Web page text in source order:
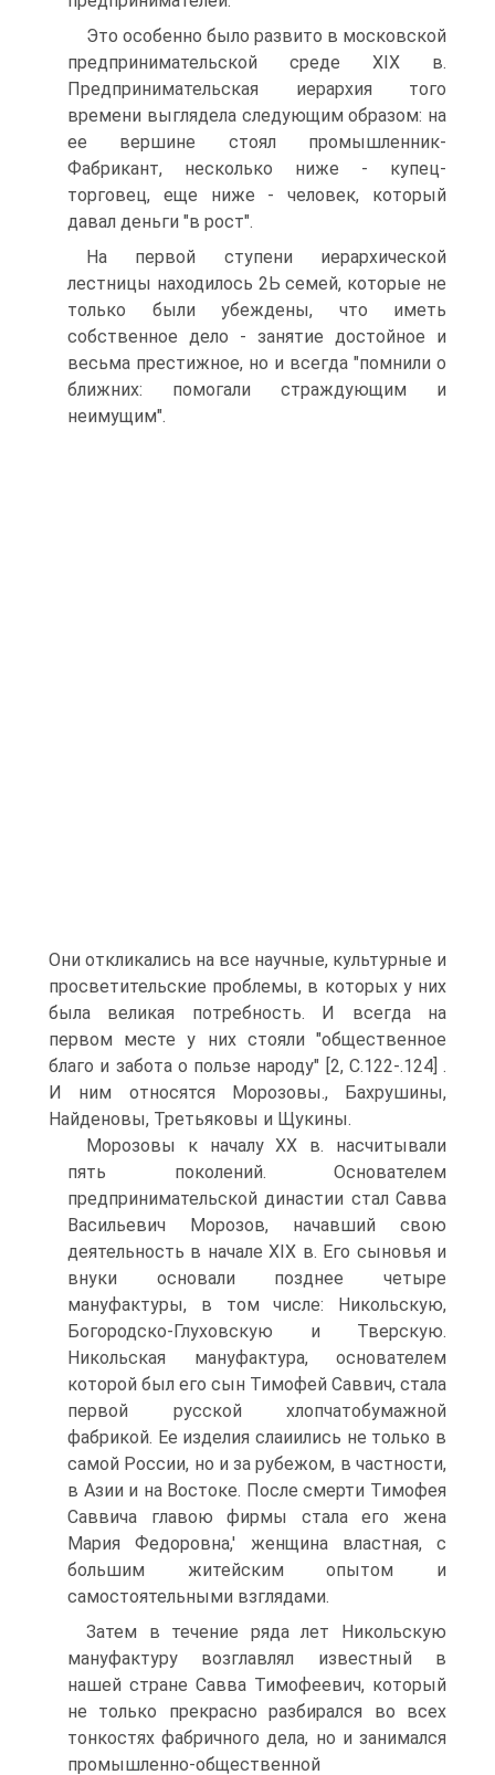
Это особенно было развито в московской
предпринимательской среде XIX в.
Предпринимательская иерархия того
времени выглядела следующим образом: на
ее вершине стоял промышленник-
Фабрикант, несколько ниже - купец-
торговец, еще ниже - человек, который
давал деньги "в рост".
На первой ступени иерархической
лестницы находилось 2Ь семей, которые не
только были убеждены, что иметь
собственное дело - занятие достойное и
весьма престижное, но и всегда "помнили о
ближних: помогали страждующим и
неимущим".
Они откликались на все научные, культурные и
просветительские проблемы, в которых у них
была великая потребность. И всегда на
первом месте у них стояли "общественное
благо и забота о пользе народу" [2, С.122-.124] .
И ним относятся Морозовы., Бахрушины,
Найденовы, Третьяковы и Щукины.
Морозовы к началу XX в. насчитывали
пять поколений. Основателем
предпринимательской династии стал Савва
Васильевич Морозов, начавший свою
деятельность в начале XIX в. Его сыновья и
внуки основали позднее четыре
мануфактуры, в том числе: Никольскую,
Богородско-Глуховскую и Тверскую.
Никольская мануфактура, основателем
которой был его сын Тимофей Саввич, стала
первой русской хлопчатобумажной
фабрикой. Ее изделия слаиились не только в
самой России, но и за рубежом, в частности,
в Азии и на Востоке. После смерти Тимофея
Саввича главою фирмы стала его жена
Мария Федоровна,' женщина властная, с
большим житейским опытом и
самостоятельными взглядами.
Затем в течение ряда лет Никольскую
мануфактуру возглавлял известный в
нашей стране Савва Тимофеевич, который
не только прекрасно разбирался во всех
тонкостях фабричного дела, но и занимался
промышленно-общественной